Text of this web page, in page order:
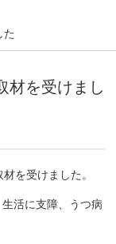
た
材を受けまし
を受けました。
活に支障、うつ病